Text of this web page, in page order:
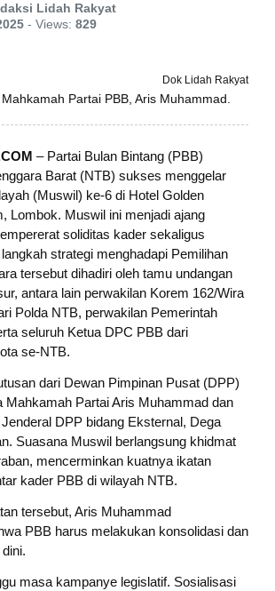
Lidah Rakyat
- Views: 829
Dok Lidah Rakyat
Partai PBB, Aris Muhammad.
– Partai Bulan Bintang (PBB)
Barat (NTB) sukses menggelar
(Muswil) ke-6 di Hotel Golden
Lombok. Muswil ini menjadi ajang
soliditas kader sekaligus
strategi menghadapi Pemilihan
tersebut dihadiri oleh tamu undangan
antara lain perwakilan Korem 162/Wira
Polda NTB, perwakilan Pemerintah
seluruh Ketua DPC PBB dari
se-NTB.
dari Dewan Pimpinan Pusat (DPP)
Mahkamah Partai Aris Muhammad dan
DPP bidang Eksternal, Dega
Suasana Muswil berlangsung khidmat
mencerminkan kuatnya ikatan
kader PBB di wilayah NTB.
tersebut, Aris Muhammad
PBB harus melakukan konsolidasi dan
masa kampanye legislatif. Sosialisasi